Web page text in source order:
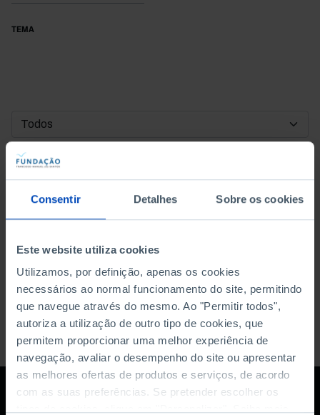
Consentir Detalhes Sobre os cookies
Este website utiliza cookies
Utilizamos, por definição, apenas os cookies
necessários ao normal funcionamento do site, permitindo
que navegue através do mesmo. Ao "Permitir todos",
autoriza a utilização de outro tipo de cookies, que
permitem proporcionar uma melhor experiência de
navegação, avaliar o desempenho do site ou apresentar
as melhores ofertas de produtos e serviços, de acordo
com as suas preferências. Se pretender escolher os
TEMA
DATA DE INÍCIO
DATA DE FIM